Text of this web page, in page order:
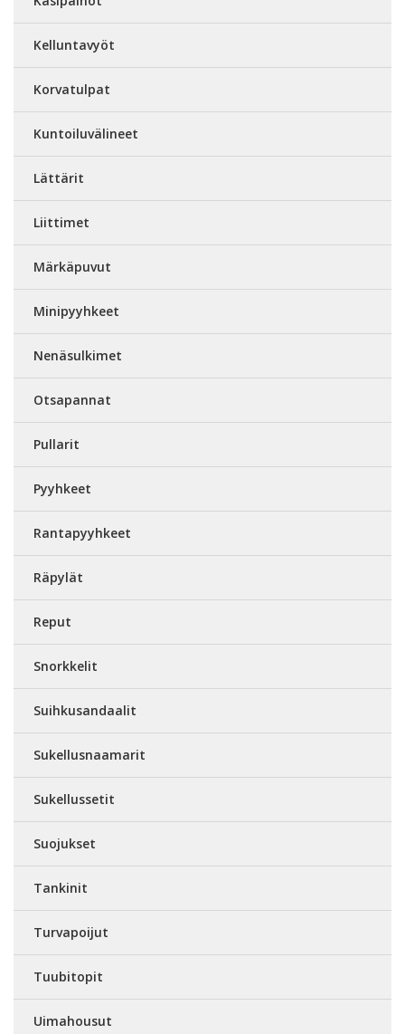
Kelluntavyöt
Korvatulpat
Kuntoiluvälineet
Lättärit
Liittimet
Märkäpuvut
Minipyyhkeet
Nenäsulkimet
Otsapannat
Pullarit
Pyyhkeet
Rantapyyhkeet
Räpylät
Reput
Snorkkelit
Suihkusandaalit
Sukellusnaamarit
Sukellussetit
Suojukset
Tankinit
Turvapoijut
Tuubitopit
Uimahousut